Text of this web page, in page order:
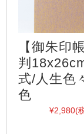
【御朱印
判
式/人生色
色
¥2,980(